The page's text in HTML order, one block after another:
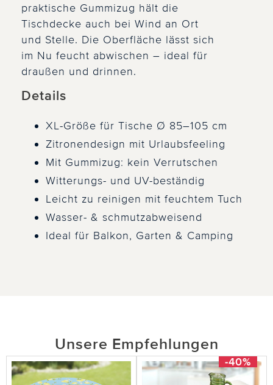
praktische Gummizug hält die
Tischdecke auch bei Wind an Ort
und Stelle. Die Oberfläche lässt sich
im Nu feucht abwischen – ideal für
draußen und drinnen.
Details
XL-Größe für Tische Ø 85–105 cm
Zitronendesign mit Urlaubsfeeling
Mit Gummizug: kein Verrutschen
Witterungs- und UV-beständig
Leicht zu reinigen mit feuchtem Tuch
Wasser- & schmutzabweisend
Ideal für Balkon, Garten & Camping
Unsere Empfehlungen
-40%